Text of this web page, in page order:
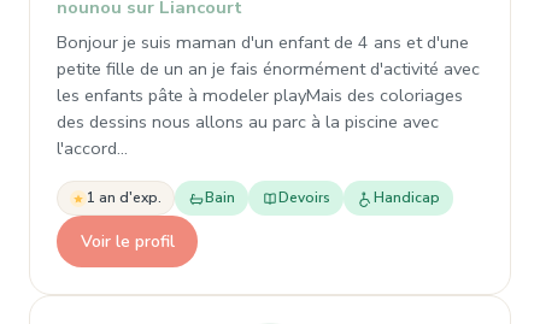
nounou sur Liancourt
Bonjour je suis maman d'un enfant de 4 ans et d'une
petite fille de un an je fais énormément d'activité avec
les enfants pâte à modeler playMais des coloriages
des dessins nous allons au parc à la piscine avec
l'accord…
1 an d'exp. Bain Devoirs Handicap
Voir le profil